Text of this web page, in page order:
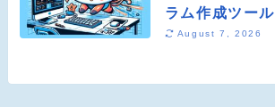
ラム作成ツール
August 7, 2026